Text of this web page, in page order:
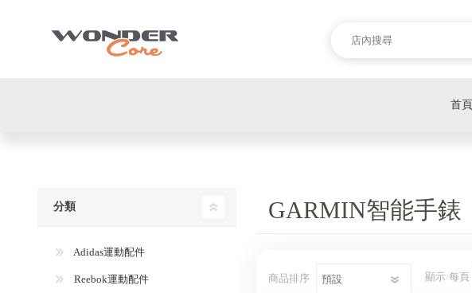
首頁
GARMIN智能手錶
商品排序 顯示 每頁
分類
Adidas運動配件
Reebok運動配件